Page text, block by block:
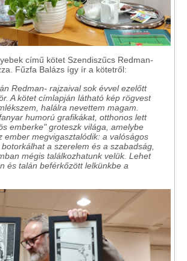
című kötet Szendiszűcs Redman-
Fűzfa Balázs így ír a kötetről:
Redman- rajzaival sok évvel ezelőtt
A kötet címlapján látható kép rögvest
halálra nevettem magam.
humorú grafikákat, otthonos lett
emberke" groteszk világa, amelybe
ember megvigasztalódik: a valóságos
a szerelem és a szabadság,
mégis találkozhatunk velük. Lehet
és talán beférkőzött lelkünkbe a